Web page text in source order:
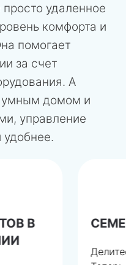
удаленное
комфорта и
помогает
за счет
А
умным домом и
управление
В